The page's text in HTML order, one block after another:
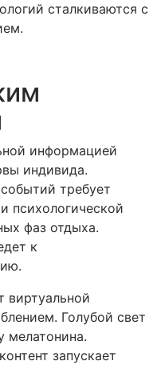
сталкиваются с
информацией
индивида.
требует
психологической
фаз отдыха.
к
виртуальной
Голубой свет
мелатонина.
запускает